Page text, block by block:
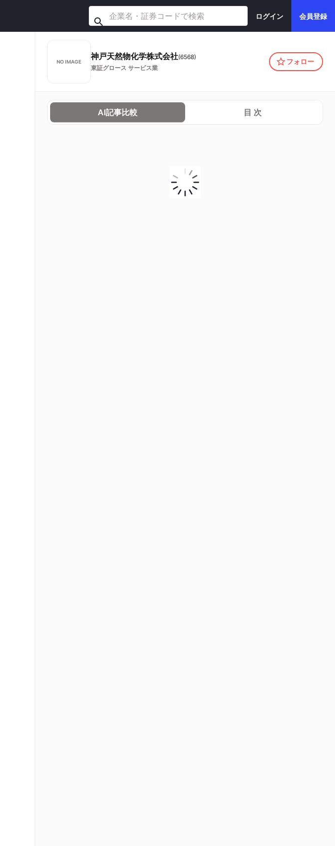
ログイン 会員登録
NO IMAGE
神戸天然物化学株式会社(6568)
東証グロース サービス業
フォロー
AI記事比較 目 次